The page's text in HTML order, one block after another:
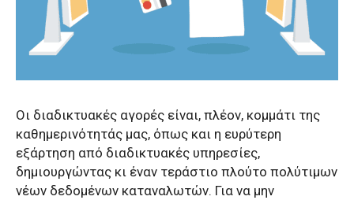
Οι διαδικτυακές αγορές είναι, πλέον, κομμάτι της
καθημερινότητάς μας, όπως και η ευρύτερη
εξάρτηση από διαδικτυακές υπηρεσίες,
δημιουργώντας κι έναν τεράστιο πλούτο πολύτιμων
νέων δεδομένων καταναλωτών. Για να μην